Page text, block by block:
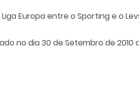
Europa entre o Sporting e o
no dia 30 de Setembro de 2010